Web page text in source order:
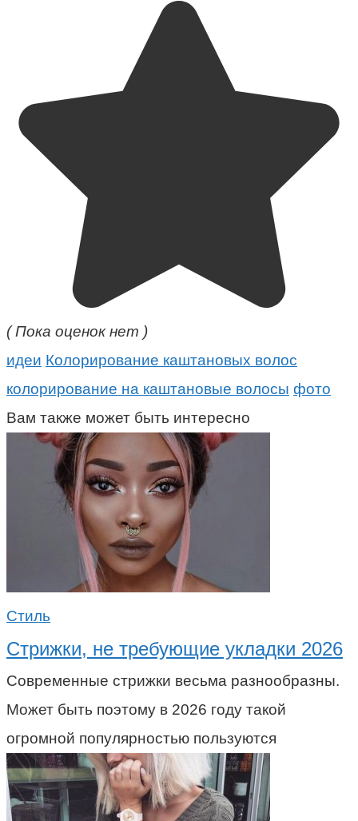
( Пока оценок нет )
идеи Колорирование каштановых волос
колорирование на каштановые волосы фото
Вам также может быть интересно
Стиль
Стрижки, не требующие укладки 2026
Современные стрижки весьма разнообразны.
Может быть поэтому в 2026 году такой
огромной популярностью пользуются